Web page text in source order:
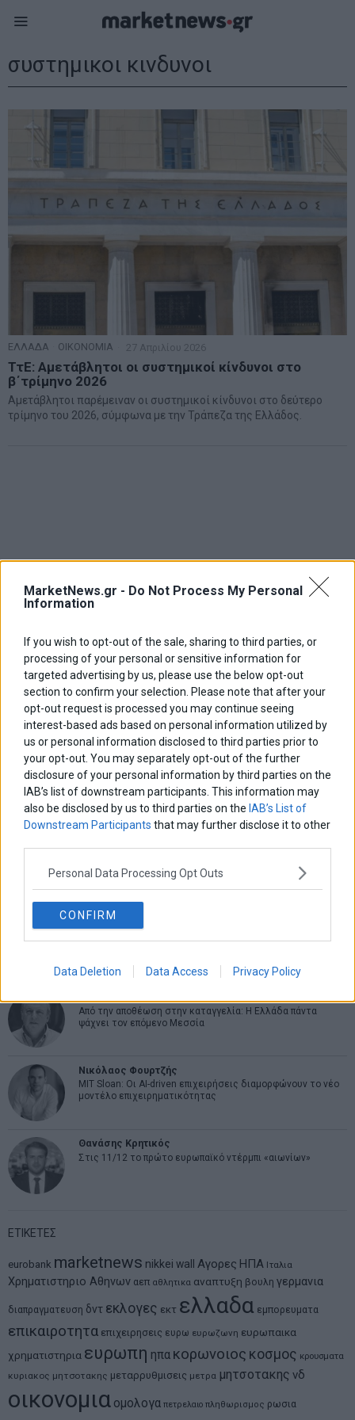
MarketNews.gr - Do Not Process My Personal
Information
If you wish to opt-out of the sale, sharing to third parties, or
processing of your personal or sensitive information for
targeted advertising by us, please use the below opt-out
section to confirm your selection. Please note that after your
opt-out request is processed you may continue seeing
interest-based ads based on personal information utilized by
us or personal information disclosed to third parties prior to
your opt-out. You may separately opt-out of the further
disclosure of your personal information by third parties on the
IAB’s list of downstream participants. This information may
also be disclosed by us to third parties on the IAB’s List of
Downstream Participants that may further disclose it to other
Personal Data Processing Opt Outs
CONFIRM
Data Deletion Data Access Privacy Policy
συστημικοι κινδυνοι
ΕΛΛΑΔΑ ΟΙΚΟΝΟΜΙΑ 27 Απριλίου 2026
ΤτΕ: Αμετάβλητοι οι συστημικοί κίνδυνοι στο
β΄τρίμηνο 2026
Aμετάβλητοι παρέμειναν οι συστημικοί κίνδυνοι στο δεύτερο
τρίμηνο του 2026, σύμφωνα με την Τράπεζα της Ελλάδος.
ΑΡΘΡΟΓΡΑΦΟΙ
Ελευθερία Κούρταλη
Οι «τιμωροί» των ομολόγων επέστρεψαν
Εύη Φραγκάκη
Σταματίνα Σταματάκου
Από την αποθέωση στην καταγγελία: Η Ελλάδα πάντα
ψάχνει τον επόμενο Μεσσία
Νικόλαος Φουρτζής
MIT Sloan: Οι AI-driven επιχειρήσεις διαμορφώνουν το νέο
μοντέλο επιχειρηματικότητας
Θανάσης Κρητικός
Στις 11/12 το πρώτο ευρωπαϊκό ντέρμπι «αιωνίων»
ΕΤΙΚΕΤΕΣ
eurobank marketnews nikkei wall Αγορες ΗΠΑ Ιταλια
Χρηματιστηριο Αθηνων αεπ αθλητικα αναπτυξη βουλη γερμανια
διαπραγματευση δντ εκλογες εκτ ελλαδα εμπορευματα
επικαιροτητα επιχειρησεις ευρω ευρωζωνη ευρωπαικα
χρηματιστηρια ευρωπη ηπα κορωνοιος κοσμος κρουσματα
κυριακος μητσοτακης μεταρρυθμισεις μετρα μητσοτακης νδ
οικονομια ομολογα πετρελαιο πληθωρισμος ρωσια